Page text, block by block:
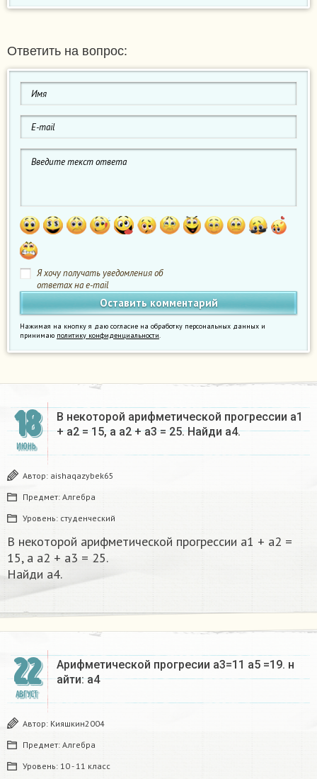
Ответить на вопрос:
Я хочу получать уведомления об
ответах на e-mail
Нажимая на кнопку я даю согласие на обработку персональных данных и
принимаю политику конфиденциальности.
18
ИЮНЬ
В некоторой арифметической прогрессии а1
+ а2 = 15, a a2 + а3 = 25. Найди а4.​
Автор: aishaqazybek65
Предмет: Алгебра
Уровень: студенческий
В некоторой арифметической прогрессии а1 + а2 =
15, a a2 + а3 = 25.
Найди а4.​
22
АВГУСТ
Арифметической прогресии а3=11 а5 =19. н
айти: а4 ​
Автор: Кияшкин2004
Предмет: Алгебра
Уровень: 10 - 11 класс